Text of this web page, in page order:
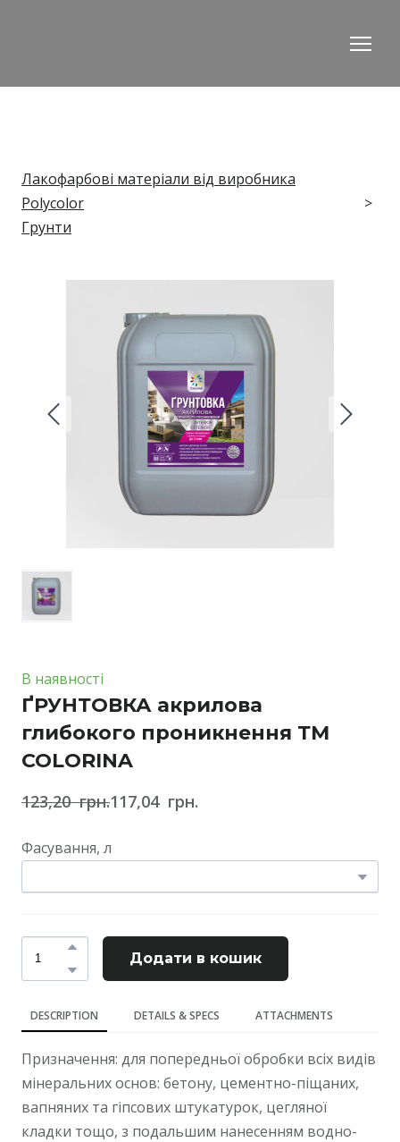
Лакофарбові матеріали від виробника
Polycolor
Грунти
В наявності
ҐРУНТОВКА акрилова
глибокого проникнення ТМ
COLORINA
123,20  грн.117,04  грн.
Фасування, л
Додати в кошик
DESCRIPTION DETAILS & SPECS ATTACHMENTS
Призначення: для попередньої обробки всіх видів
мінеральних основ: бетону, цементно-піщаних,
вапняних та гіпсових штукатурок, цегляної
кладки тощо, з подальшим нанесенням водно-